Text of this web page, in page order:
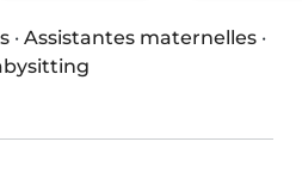
· Assistantes maternelles ·